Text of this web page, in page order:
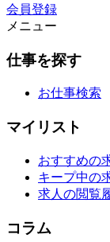
会員登録
メニュー
仕事を探す
お仕事検索
マイリスト
おすすめの
キープ中の
求人の閲覧
コラム